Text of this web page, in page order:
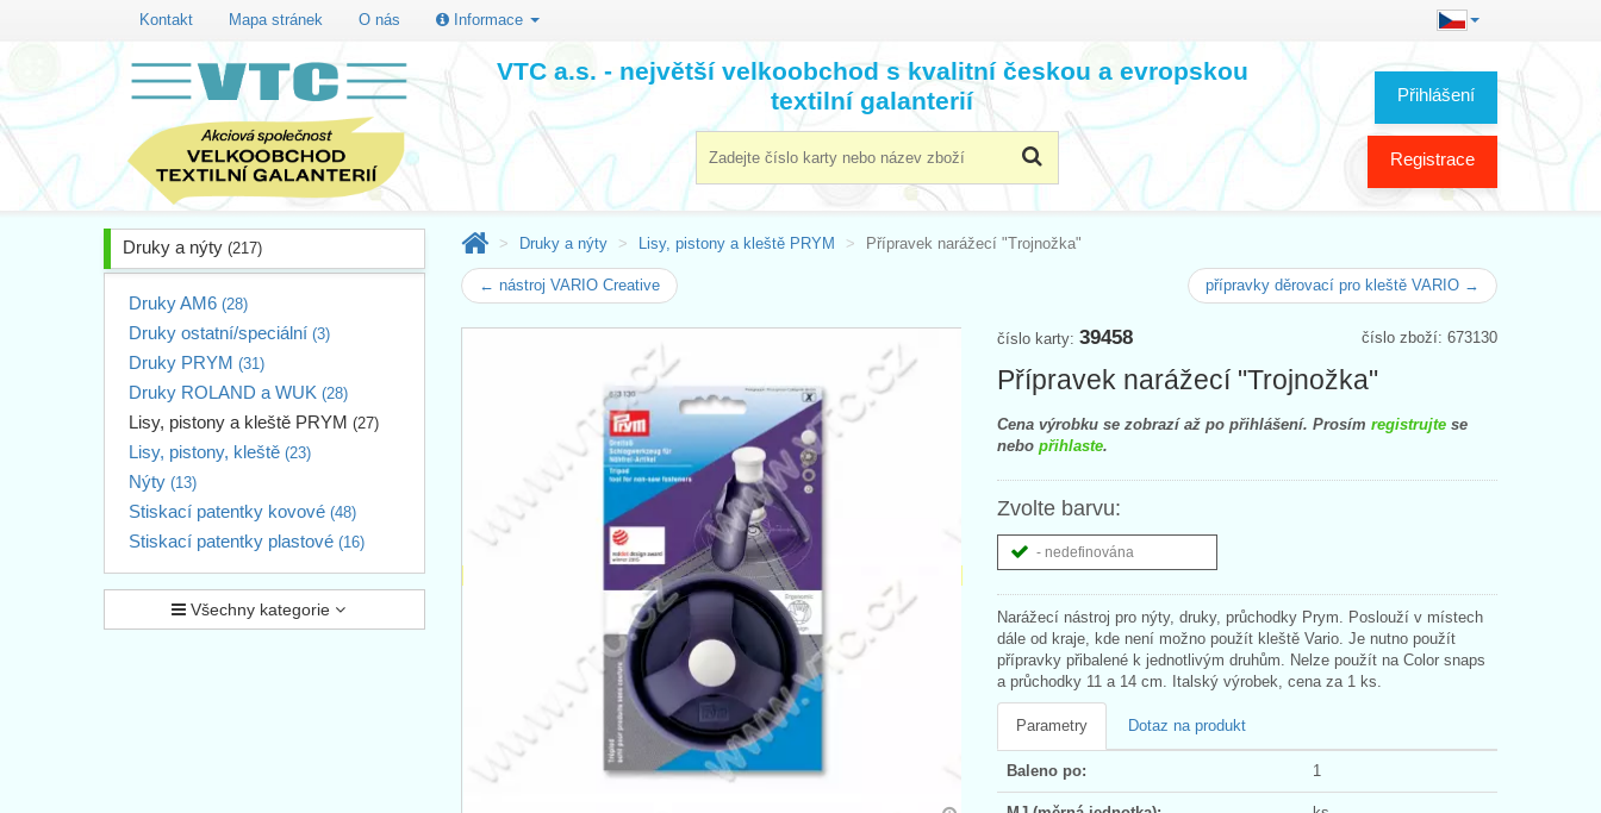
Kontakt Mapa stránek O nás Informace
Přihlášení
Registrace
VTC a.s. - největší velkoobchod s kvalitní českou a evropskou
textilní galanterií
Druky a nýty (217)
Druky AM6 (28)
Druky ostatní/speciální (3)
Druky PRYM (31)
Druky ROLAND a WUK (28)
Lisy, pistony a kleště PRYM (27)
Lisy, pistony, kleště (23)
Nýty (13)
Stiskací patentky kovové (48)
Stiskací patentky plastové (16)
Všechny kategorie
Druky a nýty Lisy, pistony a kleště PRYM Přípravek narážecí "Trojnožka"
← nástroj VARIO Creative přípravky děrovací pro kleště VARIO →
číslo zboží: 673130
číslo karty: 39458
Přípravek narážecí "Trojnožka"
Cena výrobku se zobrazí až po přihlášení. Prosím registrujte se
nebo přihlaste.
Zvolte barvu:
- nedefinována
Narážecí nástroj pro nýty, druky, průchodky Prym. Poslouží v místech
dále od kraje, kde není možno použít kleště Vario. Je nutno použít
přípravky přibalené k jednotlivým druhům. Nelze použít na Color snaps
a průchodky 11 a 14 cm. Italský výrobek, cena za 1 ks.
Parametry Dotaz na produkt
Baleno po: 1